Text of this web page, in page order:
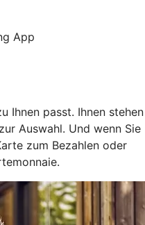
App
Ihnen passt. Ihnen stehen
Auswahl. Und wenn Sie
zum Bezahlen oder